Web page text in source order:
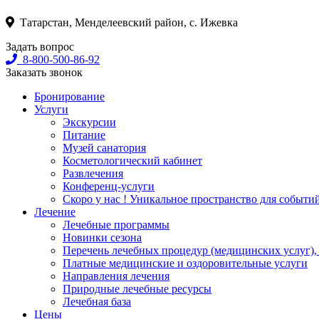
Татарстан, Менделеевский район, с. Ижевка
Задать вопрос
8-800-500-86-92
Заказать звонок
Бронирование
Услуги
Экскурсии
Питание
Музей санатория
Косметологический кабинет
Развлечения
Конференц-услуги
Скоро у нас ! Уникальное пространство для
Лечение
Лечебные программы
Новинки сезона
Перечень лечебных процедур (медицинских
Платные медицинские и оздоровительные услуги
Направления лечения
Природные лечебные ресурсы
Лечебная база
Цены